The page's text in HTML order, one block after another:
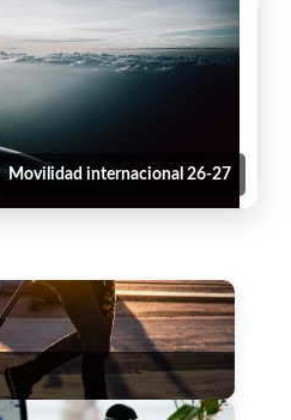
Movilidad internacional 26-27